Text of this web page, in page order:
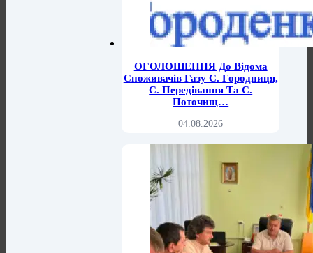
ОГОЛОШЕННЯ До Відома
Споживачів Газу С. Городниця,
С. Передівання Та С.
Поточищ…
04.08.2026